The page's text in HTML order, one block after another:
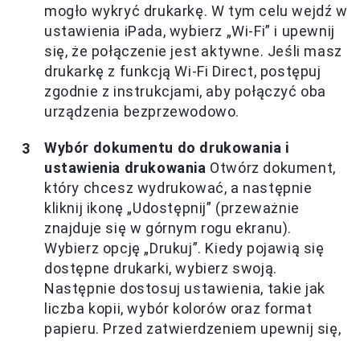
mogło wykryć drukarkę. W tym celu wejdź w
ustawienia iPada, wybierz „Wi-Fi” i upewnij
się, że połączenie jest aktywne. Jeśli masz
drukarkę z funkcją Wi-Fi Direct, postępuj
zgodnie z instrukcjami, aby połączyć oba
urządzenia bezprzewodowo.
Wybór dokumentu do drukowania i
ustawienia drukowania Otwórz dokument,
który chcesz wydrukować, a następnie
kliknij ikonę „Udostępnij” (przeważnie
znajduje się w górnym rogu ekranu).
Wybierz opcję „Drukuj”. Kiedy pojawią się
dostępne drukarki, wybierz swoją.
Następnie dostosuj ustawienia, takie jak
liczba kopii, wybór kolorów oraz format
papieru. Przed zatwierdzeniem upewnij się,